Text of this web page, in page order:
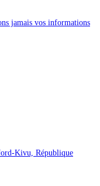
jamais vos informations
Kivu, République